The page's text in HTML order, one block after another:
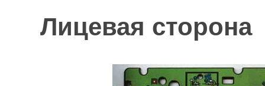
Лицевая сторона